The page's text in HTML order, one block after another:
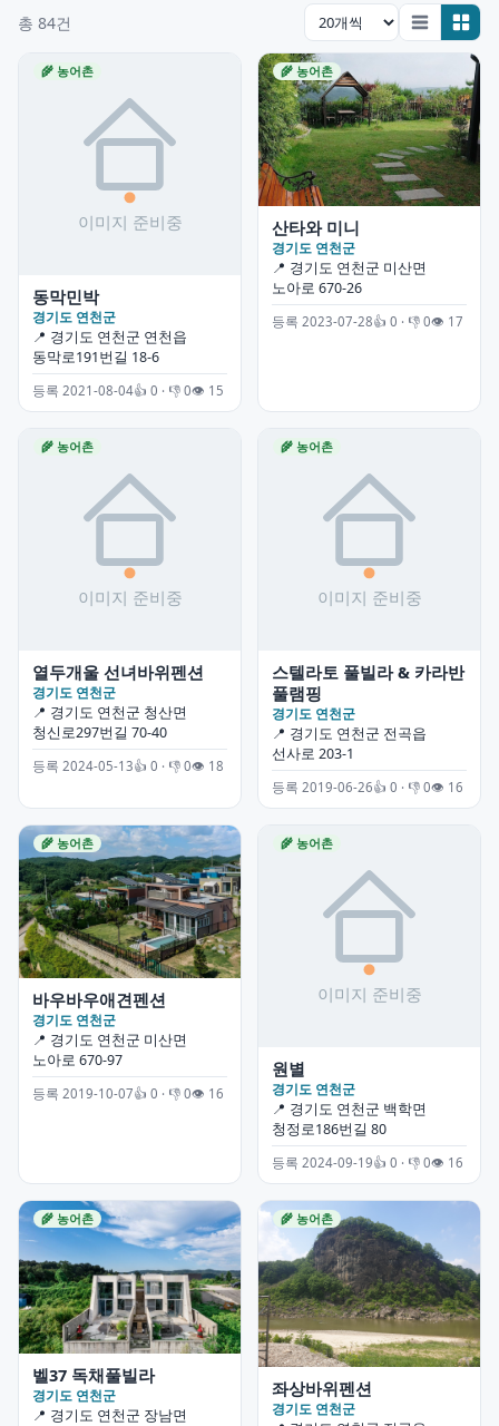
총 84건
🌾 농어촌
동막민박
경기도 연천군
📍 경기도 연천군 연천읍
동막로191번길 18-6
등록 2021-08-04👍 0 · 👎 0👁 15
🌾 농어촌
산타와 미니
경기도 연천군
📍 경기도 연천군 미산면
노아로 670-26
등록 2023-07-28👍 0 · 👎 0👁 17
🌾 농어촌
열두개울 선녀바위펜션
경기도 연천군
📍 경기도 연천군 청산면
청신로297번길 70-40
등록 2024-05-13👍 0 · 👎 0👁 18
🌾 농어촌
스텔라토 풀빌라 & 카라반
풀램핑
경기도 연천군
📍 경기도 연천군 전곡읍
선사로 203-1
등록 2019-06-26👍 0 · 👎 0👁 16
🌾 농어촌
바우바우애견펜션
경기도 연천군
📍 경기도 연천군 미산면
노아로 670-97
등록 2019-10-07👍 0 · 👎 0👁 16
🌾 농어촌
원별
경기도 연천군
📍 경기도 연천군 백학면
청정로186번길 80
등록 2024-09-19👍 0 · 👎 0👁 16
🌾 농어촌
벨37 독채풀빌라
경기도 연천군
📍 경기도 연천군 장남면
🌾 농어촌
좌상바위펜션
경기도 연천군